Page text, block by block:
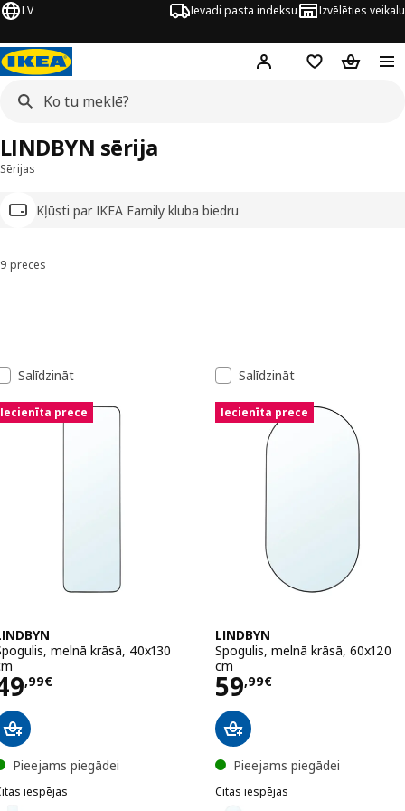
LV Ievadi pasta indeksu Izvēlēties veikalu
Hej! Pierakstīties
PirkumuPirkumu
Sērijas
Kļūsti par IKEA Family kluba biedru
LINDBYN sērija
Kārtot un filtrēt
9 preces
Rezultātu saraksts
Salīdzināt
Iecienīta prece
melnā krāsā, 40x130
,99€49,99€
Pieejams piegādei
iespējas
Salīdzināt
Iecienīta prece
LINDBYN
Spogulis, melnā krāsā, 60x120
cm
59,99€
Cena 59,99€
Pieejams piegādei
Citas iespējas